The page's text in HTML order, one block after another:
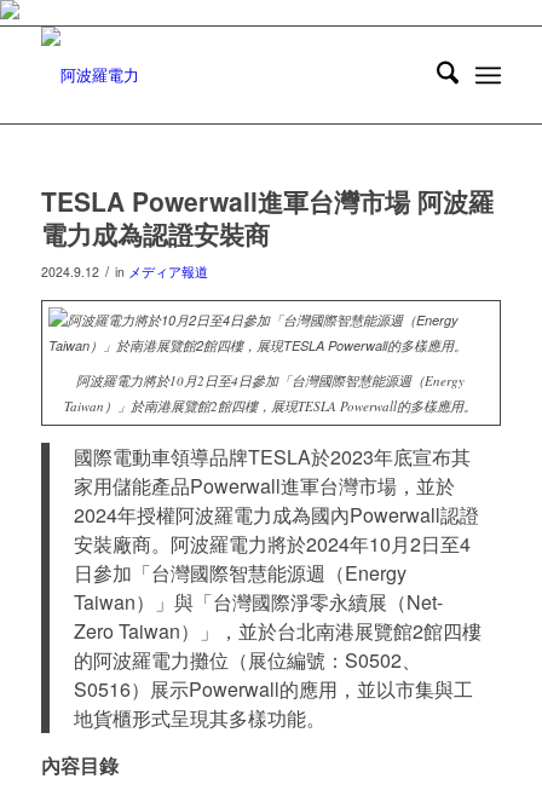
TESLA Powerwall進軍台灣市場 阿波羅
電力成為認證安裝商
2024.9.12 / in メディア報道
阿波羅電力將於10月2日至4日參加「台灣國際智慧能源週（Energy
Taiwan）」於南港展覽館2館四樓，展現TESLA Powerwall的多樣應用。
國際電動車領導品牌TESLA於2023年底宣布其
家用儲能產品Powerwall進軍台灣市場，並於
2024年授權阿波羅電力成為國內Powerwall認證
安裝廠商。阿波羅電力將於2024年10月2日至4
日參加「台灣國際智慧能源週（Energy
Taiwan）」與「台灣國際淨零永續展（Net-
Zero Taiwan）」，並於台北南港展覽館2館四樓
的阿波羅電力攤位（展位編號：S0502、
S0516）展示Powerwall的應用，並以市集與工
地貨櫃形式呈現其多樣功能。
內容目錄